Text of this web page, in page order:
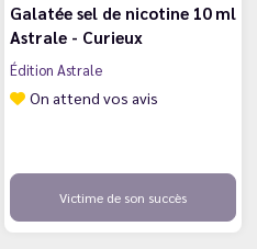
Galatée sel de nicotine 10 ml
Astrale - Curieux
Édition Astrale
On attend vos avis
Victime de son succès